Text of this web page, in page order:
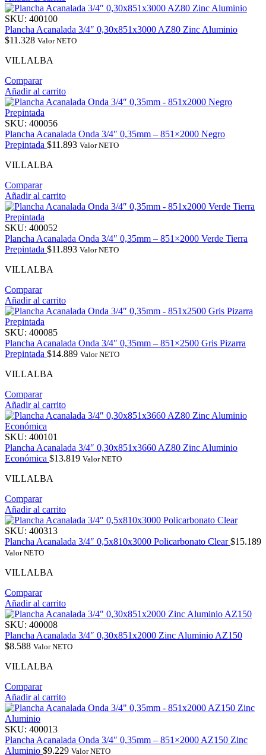
SKU: 400100
Plancha Acanalada 3/4″ 0,30x851x3000 AZ80 Zinc Aluminio
$11.328 Valor NETO
VILLALBA
Comparar
Añadir al carrito
SKU: 400056
Plancha Acanalada Onda 3/4″ 0,35mm – 851×2000 Negro
Prepintada $11.893 Valor NETO
VILLALBA
Comparar
Añadir al carrito
SKU: 400052
Plancha Acanalada Onda 3/4″ 0,35mm – 851×2000 Verde Tierra
Prepintada $11.893 Valor NETO
VILLALBA
Comparar
Añadir al carrito
SKU: 400085
Plancha Acanalada Onda 3/4″ 0,35mm – 851×2500 Gris Pizarra
Prepintada $14.889 Valor NETO
VILLALBA
Comparar
Añadir al carrito
SKU: 400101
Plancha Acanalada 3/4″ 0,30x851x3660 AZ80 Zinc Aluminio
Económica $13.819 Valor NETO
VILLALBA
Comparar
Añadir al carrito
SKU: 400313
Plancha Acanalada 3/4″ 0,5x810x3000 Policarbonato Clear$15.189
Valor NETO
VILLALBA
Comparar
Añadir al carrito
SKU: 400008
Plancha Acanalada 3/4″ 0,30x851x2000 Zinc Aluminio AZ150
$8.588 Valor NETO
VILLALBA
Comparar
Añadir al carrito
SKU: 400013
Plancha Acanalada Onda 3/4″ 0,35mm – 851×2000 AZ150 Zinc
Aluminio $9.229 Valor NETO